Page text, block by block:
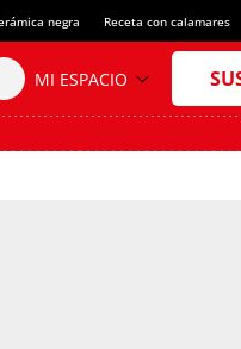
negra Receta con calamares